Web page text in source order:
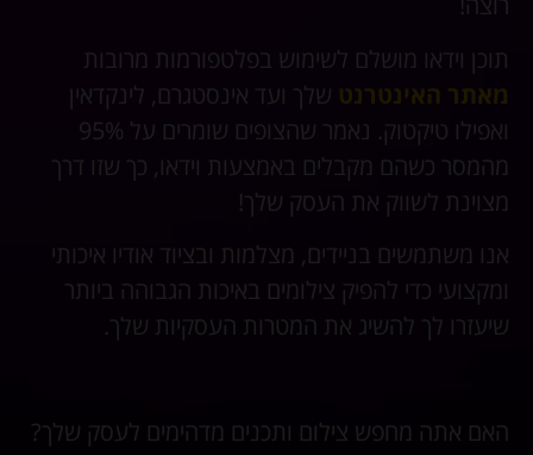
תוכן וידאו מושלם לשימוש בפלטפורמות מרובות
שלך ועד אינסטגרם, לינקדאין
ואפילו טיקטוק. נאמר שהצופים שומרים על 95%
מהמסר כשהם מקבלים באמצעות וידאו, כך שזו דרך
מצוינת לשווק את העסק שלך!
אנו משתמשים בניידים, מצלמות ובציוד אודיו איכותי
ומקצועי כדי להפיק צילומים באיכות הגבוהה ביותר
שיעזרו לך להשיג את המטרות העסקיות שלך.
האם אתה מחפש צילום ותכנים מדהימים לעסק שלך?